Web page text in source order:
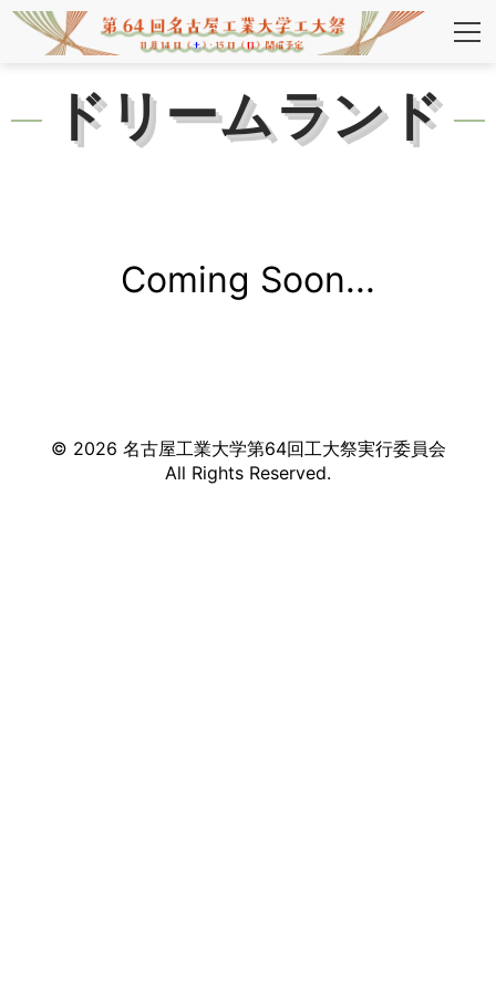
ドリームランド
Coming Soon...
© 2026 名古屋工業大学第64回工大祭実行委員会
All Rights Reserved.